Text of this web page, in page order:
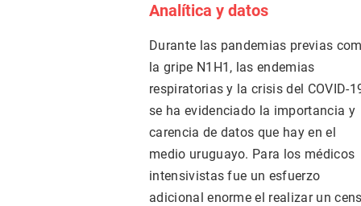
Analítica y datos
Durante las pandemias previas
la gripe N1H1, las endemias
respiratorias y la crisis del COVID-
se ha evidenciado la importancia y
carencia de datos que hay en el
medio uruguayo. Para los médicos
intensivistas fue un esfuerzo
adicional enorme el realizar un